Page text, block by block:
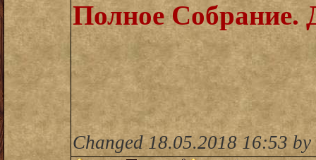
Полное Собрание.
Changed 18.05.2018 16:53